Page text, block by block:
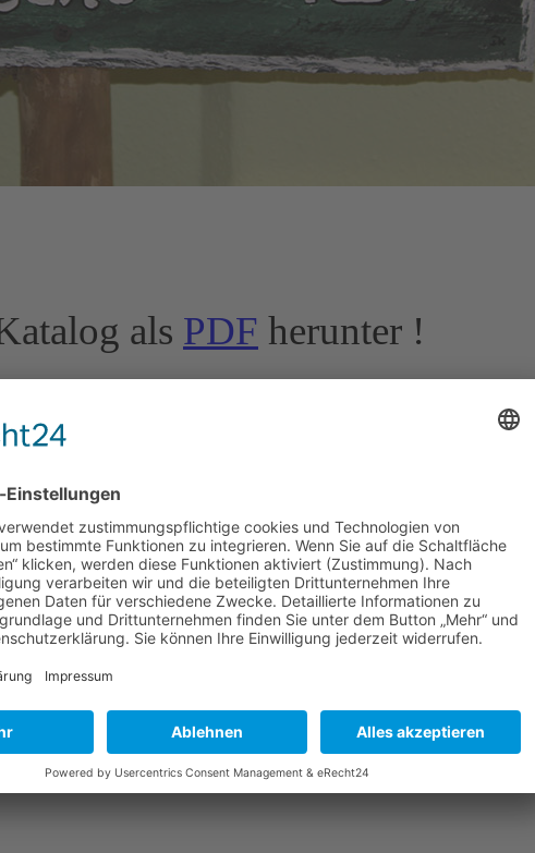
als PDF herunter !
verschiedenen Abteilungen.
Downloaden
der Fehlerteufel eingeschlichen?
uns ständig optimieren!
ist in Arbeit
ist untersagt! Änderungen vorbehalten. Preise sind Tagesaktuell.